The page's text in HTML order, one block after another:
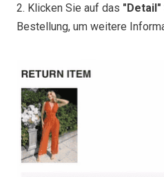
2. Klicken Sie auf das "Detail"
Bestellung, um weitere